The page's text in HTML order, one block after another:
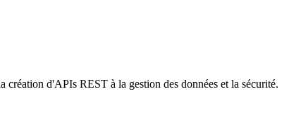
d'APIs REST à la gestion des données et la sécurité.